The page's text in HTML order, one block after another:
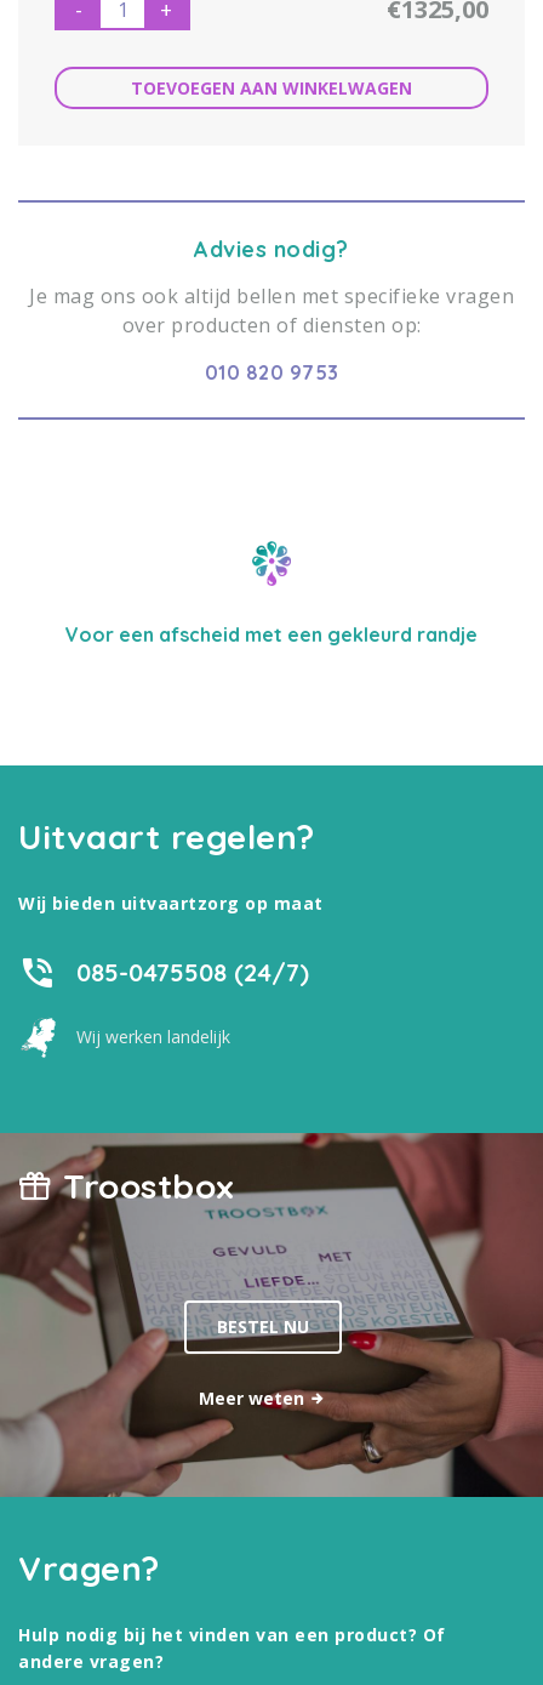
- + €1325,00
TOEVOEGEN AAN WINKELWAGEN
Advies nodig?
Je mag ons ook altijd bellen met specifieke vragen
over producten of diensten op:
010 820 9753
Voor een afscheid met een gekleurd randje
Uitvaart regelen?
Wij bieden uitvaartzorg op maat
085-0475508 (24/7)
Wij werken landelijk
Troostbox
BESTEL NU
Meer weten
Vragen?
Hulp nodig bij het vinden van een product? Of
andere vragen?